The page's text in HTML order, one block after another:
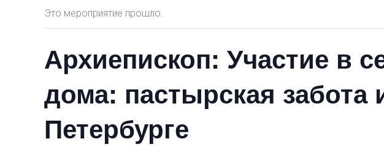
Это мероприятие прошло.
Архиепископ: Участие в
дома: пастырская
Петербурге